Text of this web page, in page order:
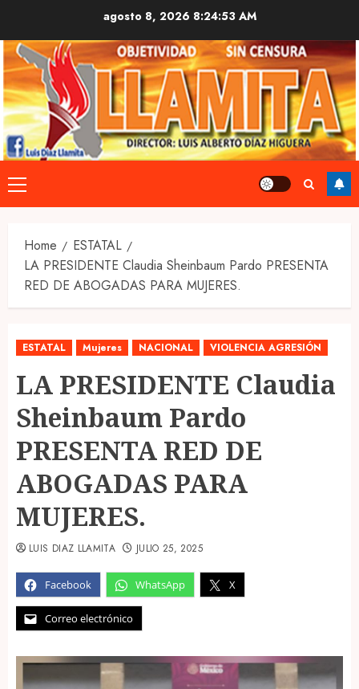
content
agosto 8, 2026 8:24:54 AM
Primary
Menu
Home
ESTATAL
LA PRESIDENTE Claudia Sheinbaum Pardo PRESENTA
RED DE ABOGADAS PARA MUJERES.
ESTATAL Mujeres NACIONAL VIOLENCIA AGRESIÓN
LA PRESIDENTE Claudia
Sheinbaum Pardo
PRESENTA RED DE
ABOGADAS PARA
MUJERES.
Facebook WhatsApp X
Correo electrónico
LUIS DIAZ LLAMITA JULIO 25, 2025